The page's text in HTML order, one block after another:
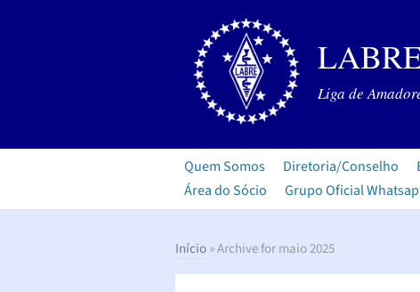
Liga de
Quem Somos Diretoria/Conselho
Área do Sócio
Grupo Oficial
Início» Archive for maio 2025